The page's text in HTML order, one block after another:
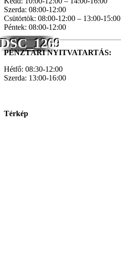
DSC_1269
Szerda: 08:00-12:00
Csütörtök: 08:00-12:00 – 13:00-15:00
Péntek: 08:00-12:00
PÉNZTÁRI NYITVATARTÁS:
Hétfő: 08:30-12:00
Szerda: 13:00-16:00
Térkép